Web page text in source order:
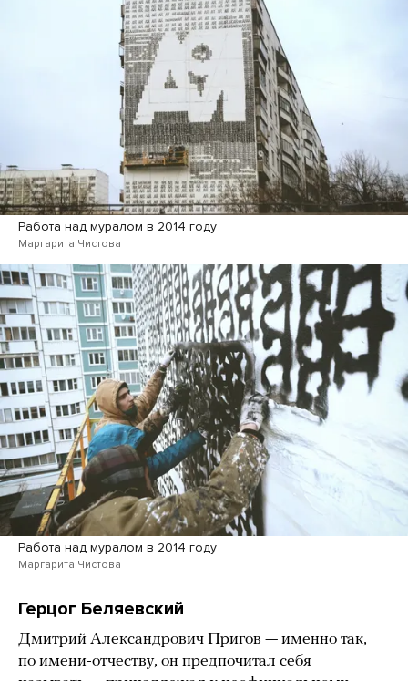
Работа над муралом в 2014 году
Маргарита Чистова
Работа над муралом в 2014 году
Маргарита Чистова
Герцог Беляевский
Дмитрий Александрович Пригов — именно так,
по имени-отчеству, он предпочитал себя